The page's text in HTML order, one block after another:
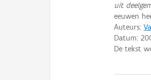
uit
eeuwen
Auteurs:
Datum:
De tekst